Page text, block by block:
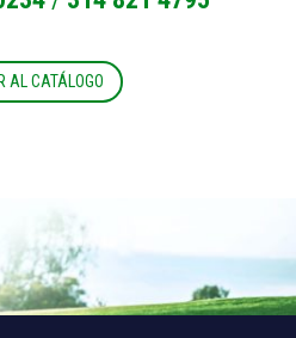
AL CATÁLOGO